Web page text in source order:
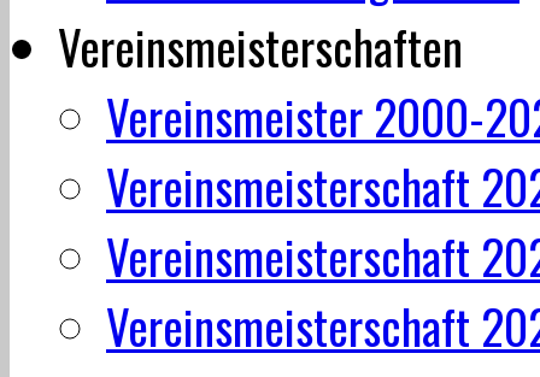
Vereinsmeisterschaften
Vereinsmeister 2000-
Vereinsmeisterschaft
Vereinsmeisterschaft
Vereinsmeisterschaft